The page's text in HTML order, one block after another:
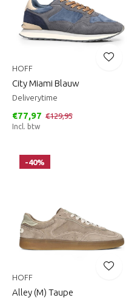
HOFF
City Miami Blauw
Deliverytime
€77,97 €129,95
Incl. btw
-40%
HOFF
Alley (M) Taupe